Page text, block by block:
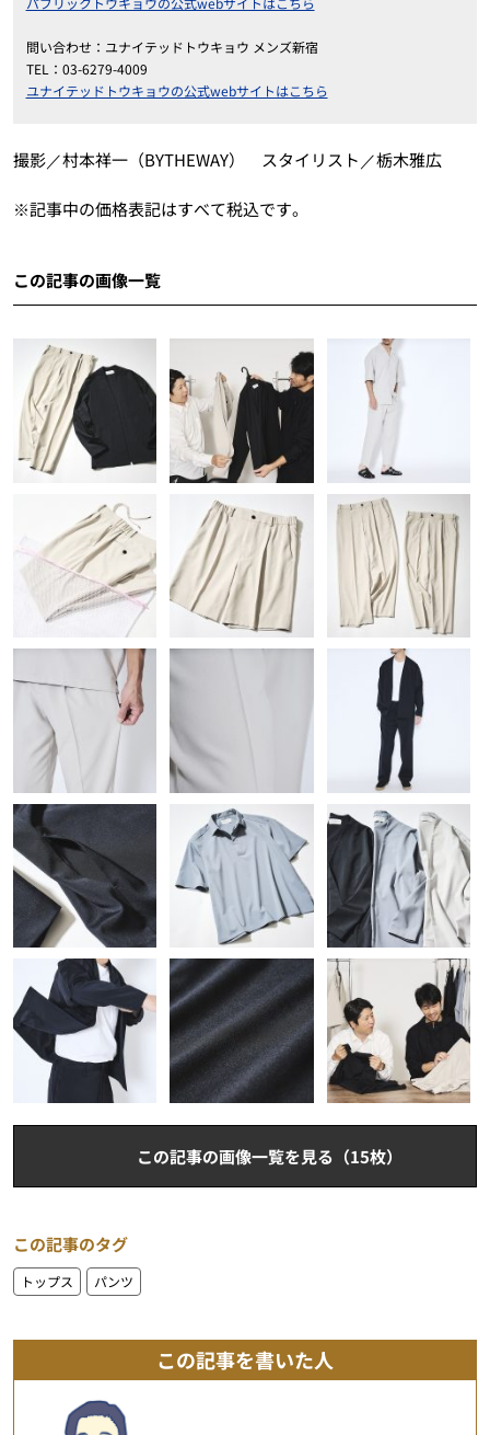
問い合わせ：ユナイテッドトウキョウ メンズ新宿
TEL：03-6279-4009
ユナイテッドトウキョウの公式webサイトはこちら
撮影／村本祥一（BYTHEWAY） スタイリスト／栃木雅広
※記事中の価格表記はすべて税込です。
この記事の画像一覧
この記事の画像一覧を見る（15枚）
この記事のタグ
トップス パンツ
この記事を書いた人